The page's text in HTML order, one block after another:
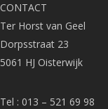
CONTACT
Ter Horst van Geel
Dorpsstraat 23
5061 HJ Oisterwijk
Tel : 013 – 521 69 98